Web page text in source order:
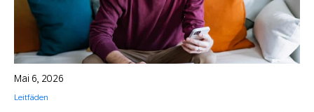
Mai 6, 2026
Leitfäden